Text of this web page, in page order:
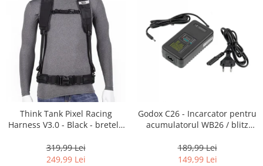
Think Tank Pixel Racing
Harness V3.0 - Black - bretele
319,99 Lei
249,99 Lei
Godox C26 - Incarcator pentru
acumulatorul WB26 / blitz
189,99 Lei
149,99 Lei